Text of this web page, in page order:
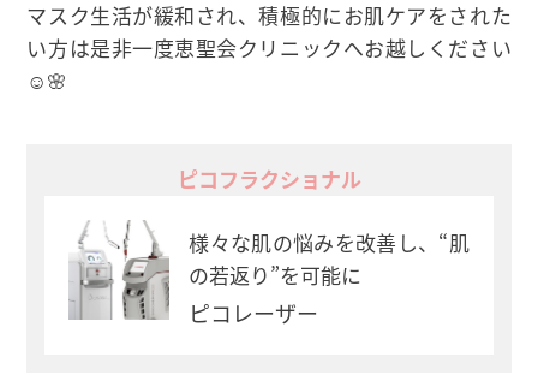
マスク生活が緩和され、積極的にお肌ケアをされた
い方は是非一度恵聖会クリニックへお越しください
☺🌸
ピコフラクショナル
様々な肌の悩みを改善し、“肌
の若返り”を可能に
ピコレーザー